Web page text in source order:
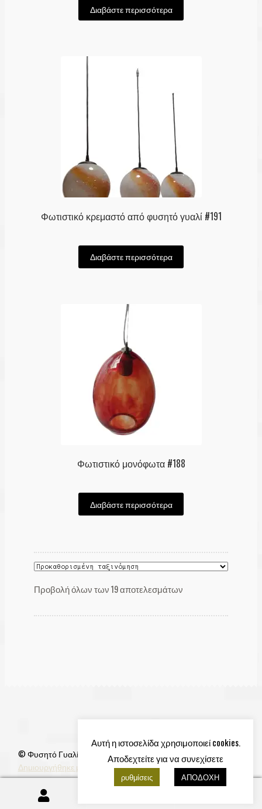
Διαβάστε περισσότερα
Φωτιστικό κρεμαστό από φυσητό γυαλί #191
Διαβάστε περισσότερα
Φωτιστικό μονόφωτα #188
Διαβάστε περισσότερα
Προβολή όλων των 19 αποτελεσμάτων
© Φυσητό Γυαλί 2026
Δημιουργήθηκε με Storefront & WooCommerce
Αναζήτηση
Αναζήτηση
Αυτή η ιστοσελίδα χρησιμοποιεί cookies.
Αποδεχτείτε για να συνεχίσετε
ρυθμίσεις ΑΠΟΔΟΧΗ